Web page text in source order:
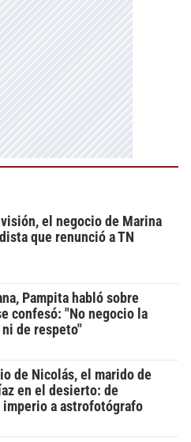
el negocio de Marina
que renunció a TN
Pampita habló sobre
confesó: "No negocio la
de respeto"
de Nicolás, el marido de
en el desierto: de
imperio a astrofotógrafo